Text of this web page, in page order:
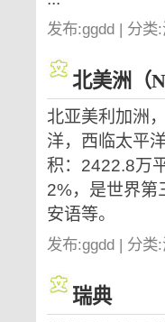
发布:ggdd | 分类
北美洲（
北亚美利加洲
洋，西临太平
积：2422.8万
2%，是世界第
安语等。
发布:ggdd | 分类
瑞典